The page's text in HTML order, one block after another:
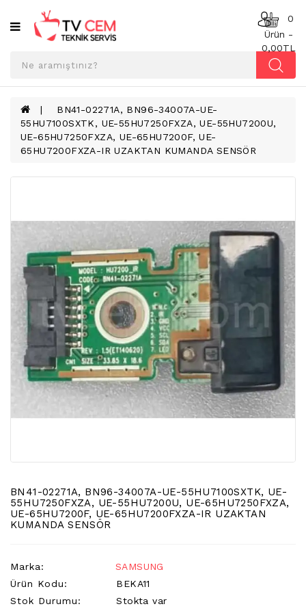
Kategoriler
BESLEME
T-
CON
BOARD
REFLEKTÖR
DIFFUZER
LCD
TV
FLORASAN
(CCFL
BACKLIGHT)
TV
MONITOR
KARTI&BOARD
LED
HOPARLOR
&AUDIO
&
0
Ürün -
0,00TL
BN41-02271A, BN96-34007A-UE-
55HU7100SXTK, UE-55HU7250FXZA, UE-55HU7200U,
UE-65HU7250FXZA, UE-65HU7200F, UE-
65HU7200FXZA-IR UZAKTAN KUMANDA SENSÖR
BN41-02271A, BN96-34007A-UE-55HU7100SXTK, UE-
55HU7250FXZA, UE-55HU7200U, UE-65HU7250FXZA,
UE-65HU7200F, UE-65HU7200FXZA-IR UZAKTAN
KUMANDA SENSÖR
Marka:
SAMSUNG
Ürün Kodu:
BEKA11
Stok Durumu:
Stokta var